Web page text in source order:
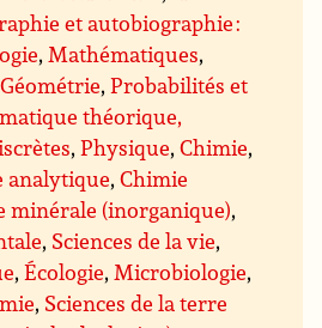
et autobiographie :
, Mathématiques,
Géométrie,Probabilités et
théorique,
,Physique,Chimie,
analytique,Chimie
minérale (inorganique),
, Sciences de la vie,
,Écologie, Microbiologie,
, Sciences de la terre